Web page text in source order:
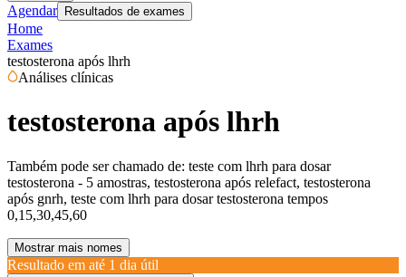
Agendar Resultados de exames
Home
Exames
testosterona após lhrh
Análises clínicas
testosterona após lhrh
Também pode ser chamado de: teste com lhrh para dosar
testosterona - 5 amostras, testosterona após relefact, testosterona
após gnrh, teste com lhrh para dosar testosterona tempos
0,15,30,45,60
Mostrar mais nomes
Resultado em até 1 dia útil